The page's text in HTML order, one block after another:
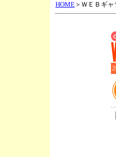
HOME ＞ＷＥＢギ